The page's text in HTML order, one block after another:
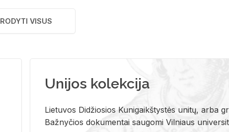
RODYTI VISUS
Unijos kolekcija
Lietuvos Didžiosios Kunigaikštystės unitų, arba
Bažnyčios dokumentai saugomi Vilniaus